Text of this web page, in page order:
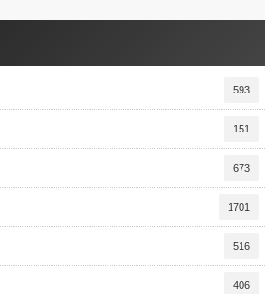
593
151
673
1701
516
406